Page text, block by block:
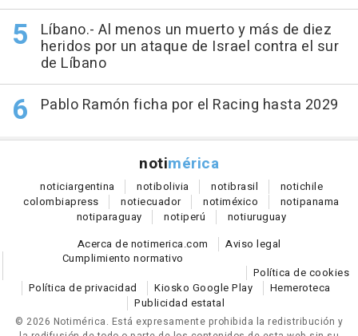
Líbano.- Al menos un muerto y más de diez
heridos por un ataque de Israel contra el sur
de Líbano
Pablo Ramón ficha por el Racing hasta 2029
notimérica
noticiargentina notibolivia notibrasil notichile
colombiapress notiecuador notiméxico notipanama
notiparaguay notiperú notiuruguay
Acerca de notimerica.com
Aviso legal
Cumplimiento normativo
Política de cookies
Política de privacidad
Kiosko Google Play
Hemeroteca
Publicidad estatal
© 2026 Notimérica. Está expresamente prohibida la redistribución y